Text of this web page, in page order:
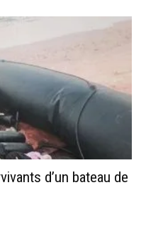
d’un bateau de